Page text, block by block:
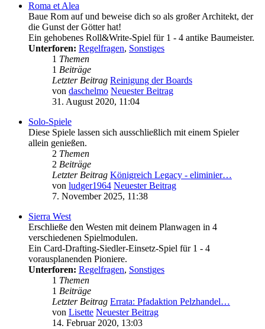
Roma et Alea
Baue Rom auf und beweise dich so als großer Architekt, der
die Gunst der Götter hat!
Ein gehobenes Roll&Write-Spiel für 1 - 4 antike Baumeister.
Unterforen: Regelfragen, Sonstiges
1 Themen
1 Beiträge
Letzter Beitrag Reinigung der Boards
von daschelmo Neuester Beitrag
31. August 2020, 11:04
Solo-Spiele
Diese Spiele lassen sich ausschließlich mit einem Spieler
allein genießen.
2 Themen
2 Beiträge
Letzter Beitrag Königreich Legacy - eliminier…
von ludger1964 Neuester Beitrag
7. November 2025, 11:38
Sierra West
Erschließe den Westen mit deinem Planwagen in 4
verschiedenen Spielmodulen.
Ein Card-Drafting-Siedler-Einsetz-Spiel für 1 - 4
vorausplanenden Pioniere.
Unterforen: Regelfragen, Sonstiges
1 Themen
1 Beiträge
Letzter Beitrag Errata: Pfadaktion Pelzhandel…
von Lisette Neuester Beitrag
14. Februar 2020, 13:03